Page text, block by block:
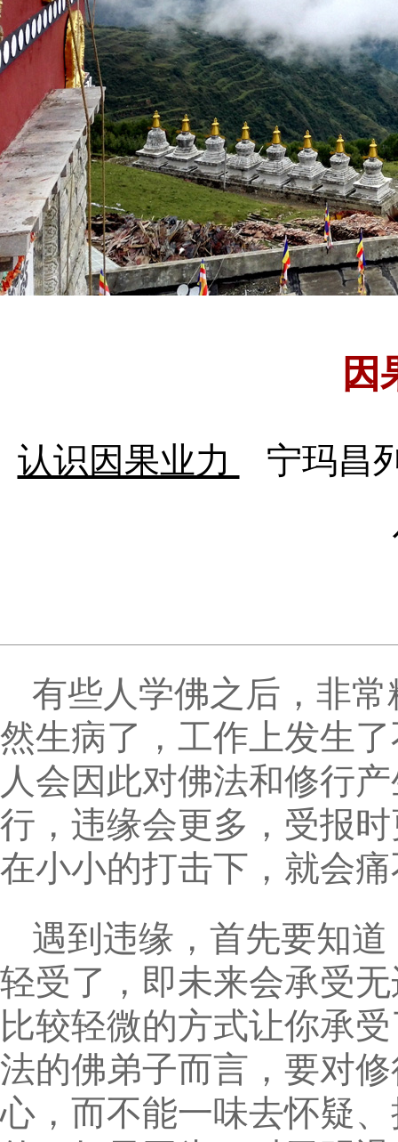
因
认识因果业力
宁玛昌
有些人学佛之后，非
然生病了，工作上发生
人会因此对佛法和修行
行，违缘会更多，受报
在小小的打击下，就会
遇到违缘，首先要知
轻受了，即未来会承受
比较轻微的方式让你承
法的佛弟子而言，要对
心，而不能一味去怀疑